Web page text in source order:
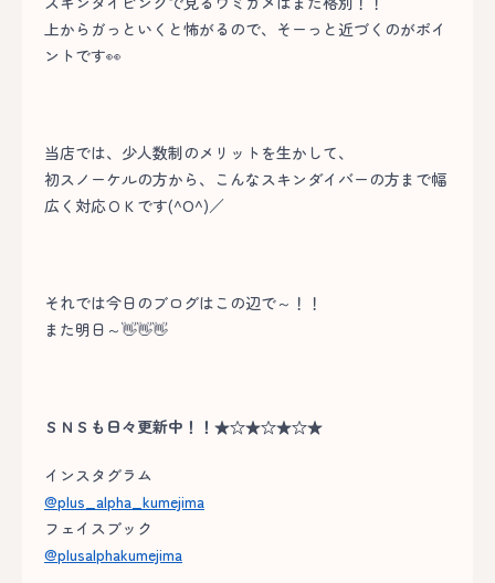
上からガっといくと怖がるので、そーっと近づくのがポイ
ントです👀
当店では、少人数制のメリットを生かして、
初スノーケルの方から、こんなスキンダイバーの方まで幅
広く対応ＯＫです(^O^)／
それでは今日のブログはこの辺で～！！
また明日～👋👋👋
ＳＮＳも日々更新中！！★☆★☆★☆★
インスタグラム
@plus_alpha_kumejima
フェイスブック
@plusalphakumejima